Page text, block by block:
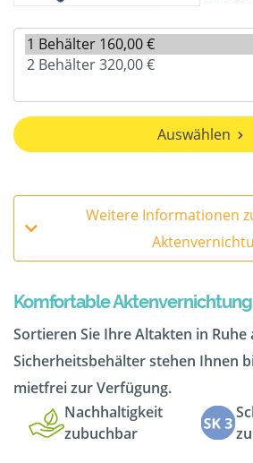
Auswählen
Weitere Informationen
Komfortable
Sortieren Sie Ihre Altakten in Ruhe
Sicherheitsbehälter stehen Ihnen
mietfrei zur Verfügung.
Nachhaltigkeit
zubuchbar